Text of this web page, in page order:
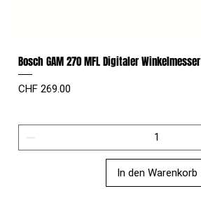
Bosch GAM 270 MFL Digitaler Winkelmesser
Preis
CHF 269.00
In den Warenkorb